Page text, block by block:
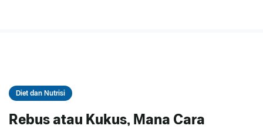
Diet dan Nutrisi
Rebus atau Kukus, Mana Cara